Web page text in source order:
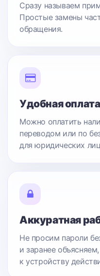
Сразу называем
Простые замены
обращения.
Удобная оплата
Можно оплатить
переводом или по
для юридических
Аккуратная
Не просим пароли
и заранее
к устройству